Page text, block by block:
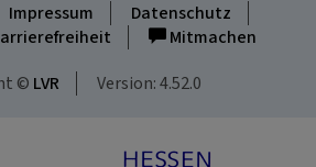
Impressum
Datenschutz
Mitmachen
© LVR Version: 4.52.0